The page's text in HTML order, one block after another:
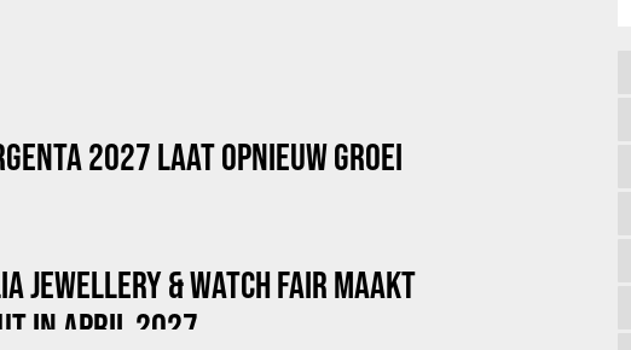
2027 LAAT OPNIEUW GROEI
JEWELLERY & WATCH FAIR MAAKT
IN APRIL 2027